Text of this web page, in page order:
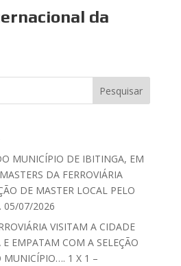
da
MUNICÍPIO DE IBITINGA, EM
DA FERROVIÁRIA
DE MASTER LOCAL PELO
05/07/2026
VISITAM A CIDADE
E EMPATAM COM A SELEÇÃO
MUNICÍPIO…. 1 X 1 –